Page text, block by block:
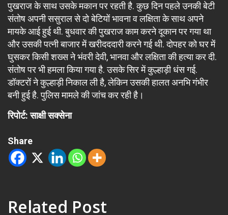
पुखराज के साथ उसके मकान पर रहती है. कुछ दिन पहले उनकी बेटी
संतोष अपनी ससुराल से दो बेटियों भावना व लक्षिता के साथ अपने
मायके आई हुई थी. बुधवार की पुखराज काम करने दूकान पर गया था
और उसकी पत्नी बाजार में खरीदददारी करने गई थी. दोपहर को घर में
घुसकर किसी शख्स ने भंवरी देवी, भानवा और लक्षिता की हत्या कर दी.
संतोष पर भी हमला किया गया है. उसके सिर में कुल्हाड़ी धंस गई.
डॉक्टरों ने कुल्हाड़ी निकाल ली है, लेकिन उसकी हालत अनभि गंभीर
बनी हुई है. पुलिस मामले की जांच कर रही है।
रिपोर्ट: साक्षी सक्सेना
Share
Related Post